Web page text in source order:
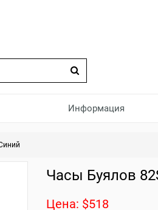
Информация
Часы Буялов
Цена: $518